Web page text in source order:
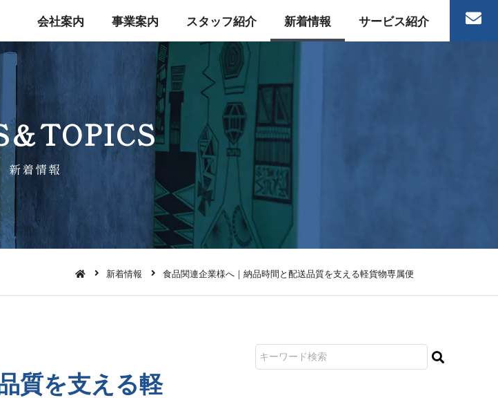
会社案内 事業案内 スタッフ紹介 新着情報 サービス紹介
TO P I C S
新 着 情 報
新着情報 食品関連企業様へ｜納品時間と配送品質を支える軽貨物専属便
質を支える軽